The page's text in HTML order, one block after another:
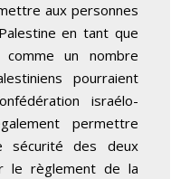
aux personnes
en tant que
un nombre
pourraient
israélo-
permettre
sécurité des deux
le règlement de la